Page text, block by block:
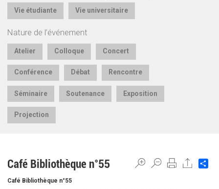
Vie étudiante Vie universitaire
Nature de l’événement
Atelier Colloque Concert
Conférence Débat Rencontre
Séminaire Soutenance Exposition
Projection
Café Bibliothèque n°55
Café Bibliothèque n°55